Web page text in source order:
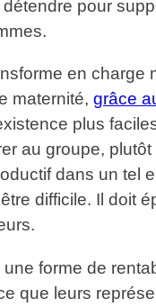
pour
en charge
maternité, grâce
plus
au groupe,
dans un tel
difficile. Il doit
forme de
que leurs